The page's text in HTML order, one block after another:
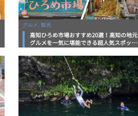
グルメ, 観光
高知ひろめ市場おすすめ20選！高知の地元
グルメを一気に堪能できる超人気スポット